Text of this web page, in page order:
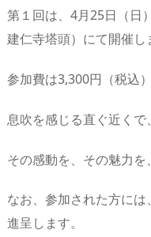
第１回は、4月25日（日
建仁寺塔頭）にて開催し
参加費は3,300円（税込）
息吹を感じる直ぐ近くで
その感動を、その魅力を
なお、参加された方に
進呈します。